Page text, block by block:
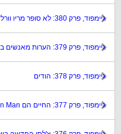
גיימפוד, פרק 380: לא סופר מריו וורלד
גיימפוד, פרק 379: הערות מאנשים ברחוב
גיימפוד, פרק 378: הודים
גיימפוד, פרק 377: החיים הם Iron Man